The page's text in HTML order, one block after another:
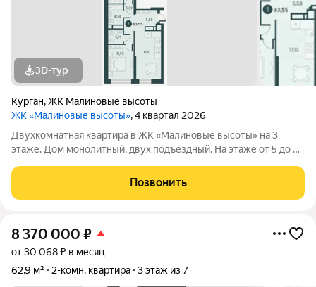
3D-тур
Курган,ЖК Малиновые высоты
ЖК «Малиновые высоты», 4 квартал 2026
Двухкомнатная квартира в ЖК «Малиновые высоты» на 3
этаже. Дом монолитный, двух подъездный. На этаже от 5 до 7
Оформление сделки по договору долевого участия. ЖК
«Малиновые высоты»
Позвонить
8 370 000 ₽
от 30 068 ₽ в месяц
62,9 м²
2-комн. квартира 3 этаж из 7